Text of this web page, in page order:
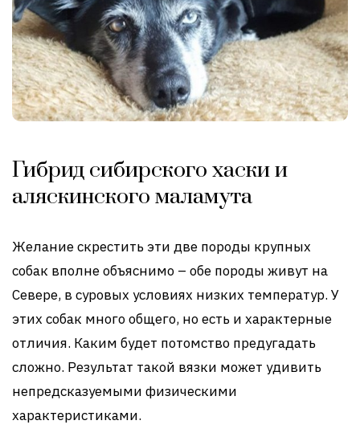
Гибрид сибирского хаски и
аляскинского маламута
Желание скрестить эти две породы крупных
собак вполне объяснимо – обе породы живут на
Севере, в суровых условиях низких температур. У
этих собак много общего, но есть и характерные
отличия. Каким будет потомство предугадать
сложно. Результат такой вязки может удивить
непредсказуемыми физическими
характеристиками.